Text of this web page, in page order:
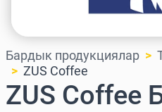
Бардык продукциялар
ZUS Coffee
ZUS Coffee